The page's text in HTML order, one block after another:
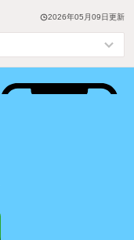
2026年05月09日更新